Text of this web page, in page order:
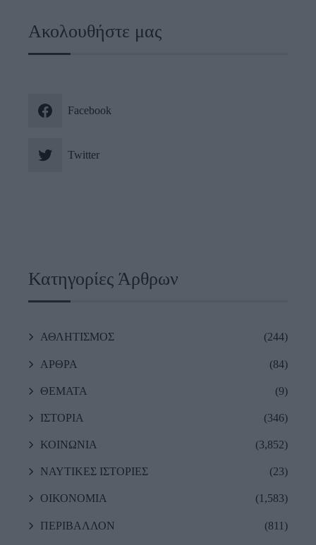
Ακολουθήστε μας
Facebook
Twitter
Κατηγορίες Άρθρων
ΑΘΛΗΤΙΣΜΟΣ (244)
ΑΡΘΡΑ (84)
ΘΕΜΑΤΑ (9)
ΙΣΤΟΡΙΑ (346)
ΚΟΙΝΩΝΙΑ (3,852)
ΝΑΥΤΙΚΕΣ ΙΣΤΟΡΙΕΣ (23)
ΟΙΚΟΝΟΜΙΑ (1,583)
ΠΕΡΙΒΑΛΛΟΝ (811)